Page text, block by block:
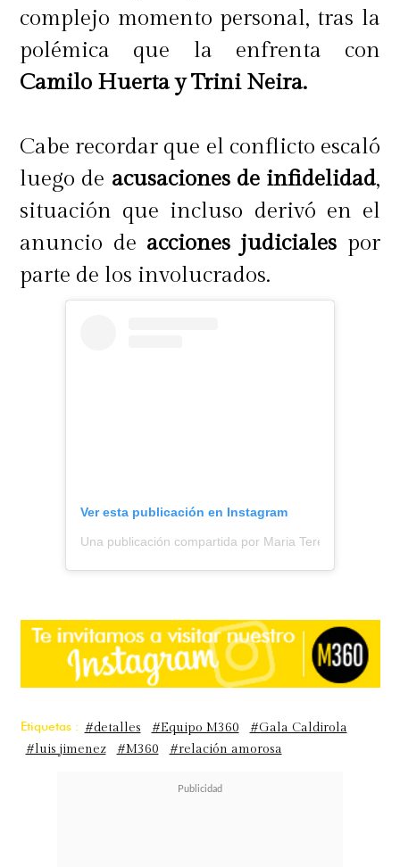
complejo momento personal, tras la
polémica que la enfrenta con
Camilo Huerta y Trini Neira.
Cabe recordar que el conflicto escaló
luego de acusaciones de infidelidad,
situación que incluso derivó en el
anuncio de acciones judiciales por
parte de los involucrados.
Ver esta publicación en Instagram
Una publicación compartida por Maria Teresa Matus
Etiquetas : #detalles #Equipo M360
#Gala Caldirola
#luis jimenez
#M360 #relación amorosa